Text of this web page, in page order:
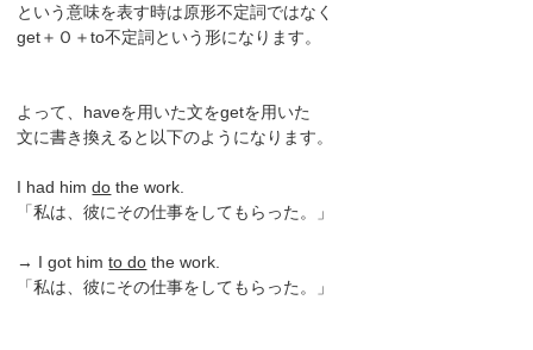
という意味を表す時は原形不定詞ではなく
get＋Ｏ＋to不定詞という形になります。
よって、haveを用いた文をgetを用いた
文に書き換えると以下のようになります。
I had himdo the work.
「私は、彼にその仕事をしてもらった。」
→ I got himto do the work.
「私は、彼にその仕事をしてもらった。」